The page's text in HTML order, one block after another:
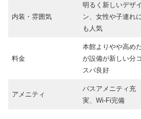
内装・雰囲気
明るく新しいデザイ
ン、女性や子連れに
も人気
料金
本館よりやや高め
が設備が新しい分コ
スパ良好
アメニティ
バスアメニティ充
実、Wi-Fi完備